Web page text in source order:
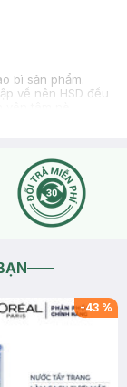
bì sản phẩm.
về nên HSD đều
-43 %